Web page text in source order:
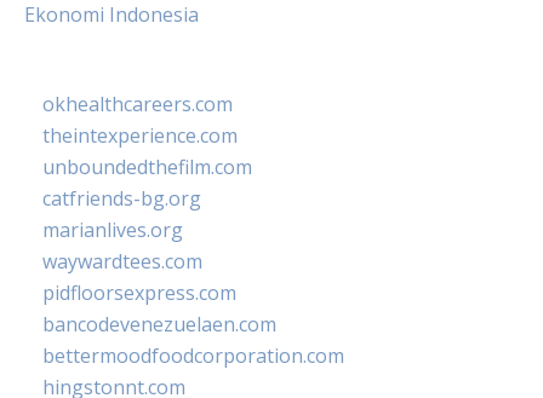
Ekonomi Indonesia
okhealthcareers.com
theintexperience.com
unboundedthefilm.com
catfriends-bg.org
marianlives.org
waywardtees.com
pidfloorsexpress.com
bancodevenezuelaen.com
bettermoodfoodcorporation.com
hingstonnt.com